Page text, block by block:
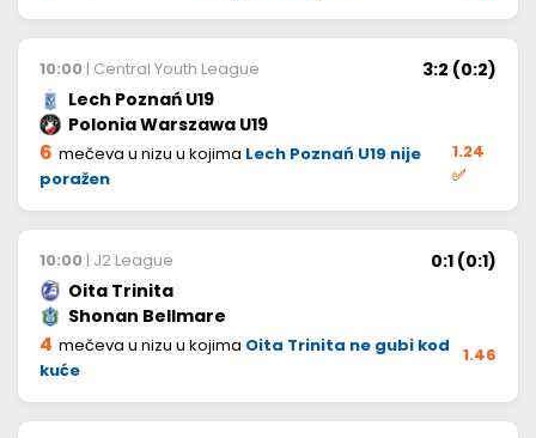
10:00 | Central Youth League
3:2 (0:2)
Lech Poznań U19
Polonia Warszawa U19
6 mečeva u nizu u kojima Lech Poznań U19 nije
poražen
1.24
✅
10:00 | J2 League
0:1 (0:1)
Oita Trinita
Shonan Bellmare
4 mečeva u nizu u kojima Oita Trinita ne gubi kod
kuće
1.46